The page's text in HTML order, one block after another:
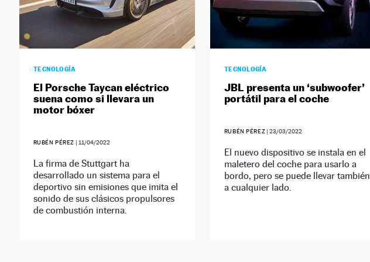
TECNOLOGÍA
El Porsche Taycan eléctrico
suena como si llevara un
motor bóxer
RUBÉN PÉREZ | 11/04/2022
La firma de Stuttgart ha
desarrollado un sistema para el
deportivo sin emisiones que imita el
sonido de sus clásicos propulsores
de combustión interna.
TECNOLOGÍA
JBL presenta un ‘subwoofer’
portátil para el coche
RUBÉN PÉREZ |23/03/2022
El nuevo dispositivo se instala en el
maletero del coche para usarlo a
bordo, pero se puede llevar también
a cualquier lado.